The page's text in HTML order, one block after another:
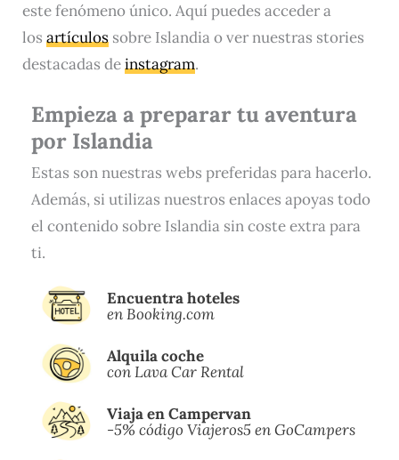
este fenómeno único. Aquí puedes acceder a
los artículos sobre Islandia o ver nuestras stories
destacadas deinstagram.
Empieza a preparar tu aventura
por Islandia
Estas son nuestras webs preferidas para hacerlo.
Además, si utilizas nuestros enlaces apoyas todo
el contenido sobre Islandia sin coste extra para
ti.
Encuentra hoteles
en Booking.com
Alquila coche
con Lava Car Rental
Viaja en Campervan
-5% código Viajeros5 en GoCampers